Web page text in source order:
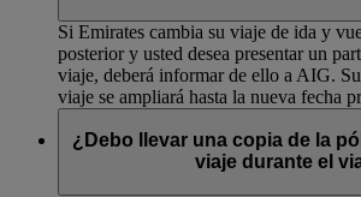
Si Emirates cambia su viaje de ida y
posterior y usted desea presentar un
viaje, deberá informar de ello a AIG.
viaje se ampliará hasta la nueva fecha
¿Debo llevar una copia de la
viaje durante el